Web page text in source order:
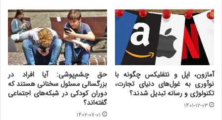
آمازون، اپل و نتفلیکس چگونه با
نوآوری به غول‌های دنیای تجارت،
تکنولوژی و رسانه تبدیل شدند؟
۱۴۰۱-۱۲-۰۳
حق چشم‌پوشی: آیا افراد در
بزرگسالی مسئول سخنانی هستند که
دوران کودکی در شبکه‌های اجتماعی
گفته‌اند؟
۱۴۰۲-۰۷-۰۱